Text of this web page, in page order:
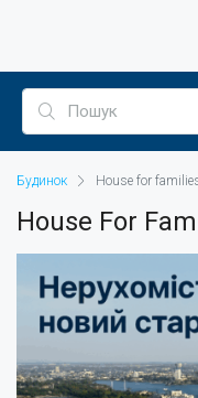
Будинок House for
House For